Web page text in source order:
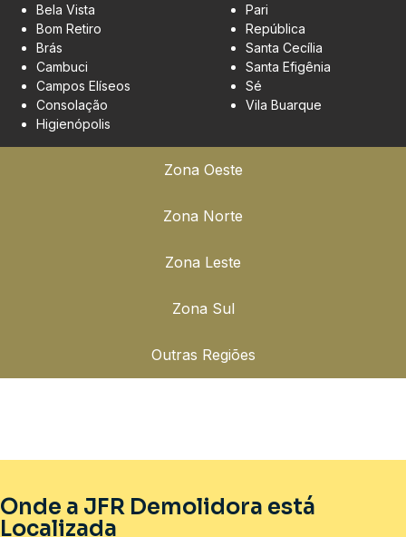
Zona Oeste
Zona Norte
Zona Leste
Zona Sul
Outras Regiões
Bela Vista
Bom Retiro
Brás
Cambuci
Campos Elíseos
Consolação
Higienópolis
Pari
República
Santa Cecília
Santa Efigênia
Sé
Vila Buarque
Onde a JFR Demolidora está
Localizada